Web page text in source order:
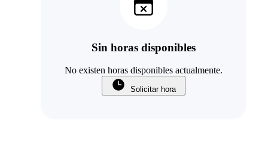
Sin horas disponibles
No existen horas disponibles actualmente.
Solicitar hora